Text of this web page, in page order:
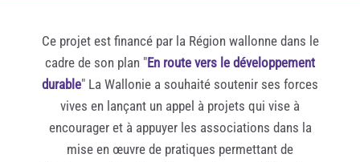
Ce projet est financé par la Région wallonne dans le
cadre de son plan "En route vers le développement
durable" La Wallonie a souhaité soutenir ses forces
vives en lançant un appel à projets qui vise à
encourager et à appuyer les associations dans la
mise en œuvre de pratiques permettant de